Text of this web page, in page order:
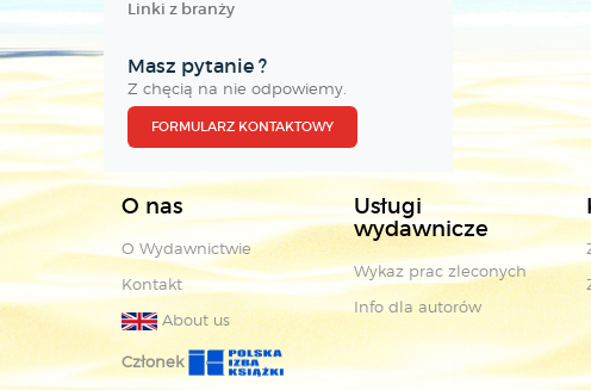
Linki z branży
Masz pytanie ?
Z chęcią na nie odpowiemy.
FORMULARZ KONTAKTOWY
O nas
O Wydawnictwie
Kontakt
About us
Członek
Usługi
wydawnicze
Wykaz prac zleconych
Info dla autorów